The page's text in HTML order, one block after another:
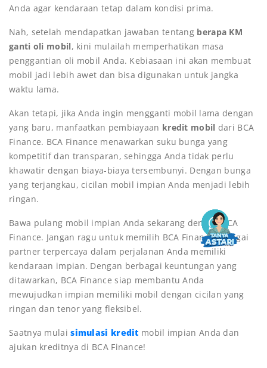
Anda agar kendaraan tetap dalam kondisi prima.
Nah, setelah mendapatkan jawaban tentang berapa KM
ganti oli mobil, kini mulailah memperhatikan masa
penggantian oli mobil Anda. Kebiasaan ini akan membuat
mobil jadi lebih awet dan bisa digunakan untuk jangka
waktu lama.
Akan tetapi, jika Anda ingin mengganti mobil lama dengan
yang baru, manfaatkan pembiayaan kredit mobil dari BCA
Finance. BCA Finance menawarkan suku bunga yang
kompetitif dan transparan, sehingga Anda tidak perlu
khawatir dengan biaya-biaya tersembunyi. Dengan bunga
yang terjangkau, cicilan mobil impian Anda menjadi lebih
ringan.
Bawa pulang mobil impian Anda sekarang dengan BCA
Finance. Jangan ragu untuk memilih BCA Finance sebagai
partner terpercaya dalam perjalanan Anda memiliki
kendaraan impian. Dengan berbagai keuntungan yang
ditawarkan, BCA Finance siap membantu Anda
mewujudkan impian memiliki mobil dengan cicilan yang
ringan dan tenor yang fleksibel.
Saatnya mulaisimulasi kredit mobil impian Anda dan
ajukan kreditnya di BCA Finance!